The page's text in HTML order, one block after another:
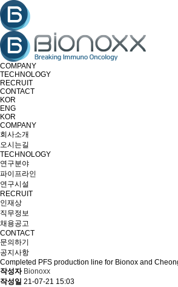
COMPANY
TECHNOLOGY
RECRUIT
CONTACT
KOR
ENG
KOR
COMPANY
회사소개
오시는길
TECHNOLOGY
연구분야
파이프라인
연구시설
RECRUIT
인재상
직무정보
채용공고
CONTACT
문의하기
공지사항
Completed PFS production line for Bionox and
작성자 Bionoxx
작성일 21-07-21 15:03